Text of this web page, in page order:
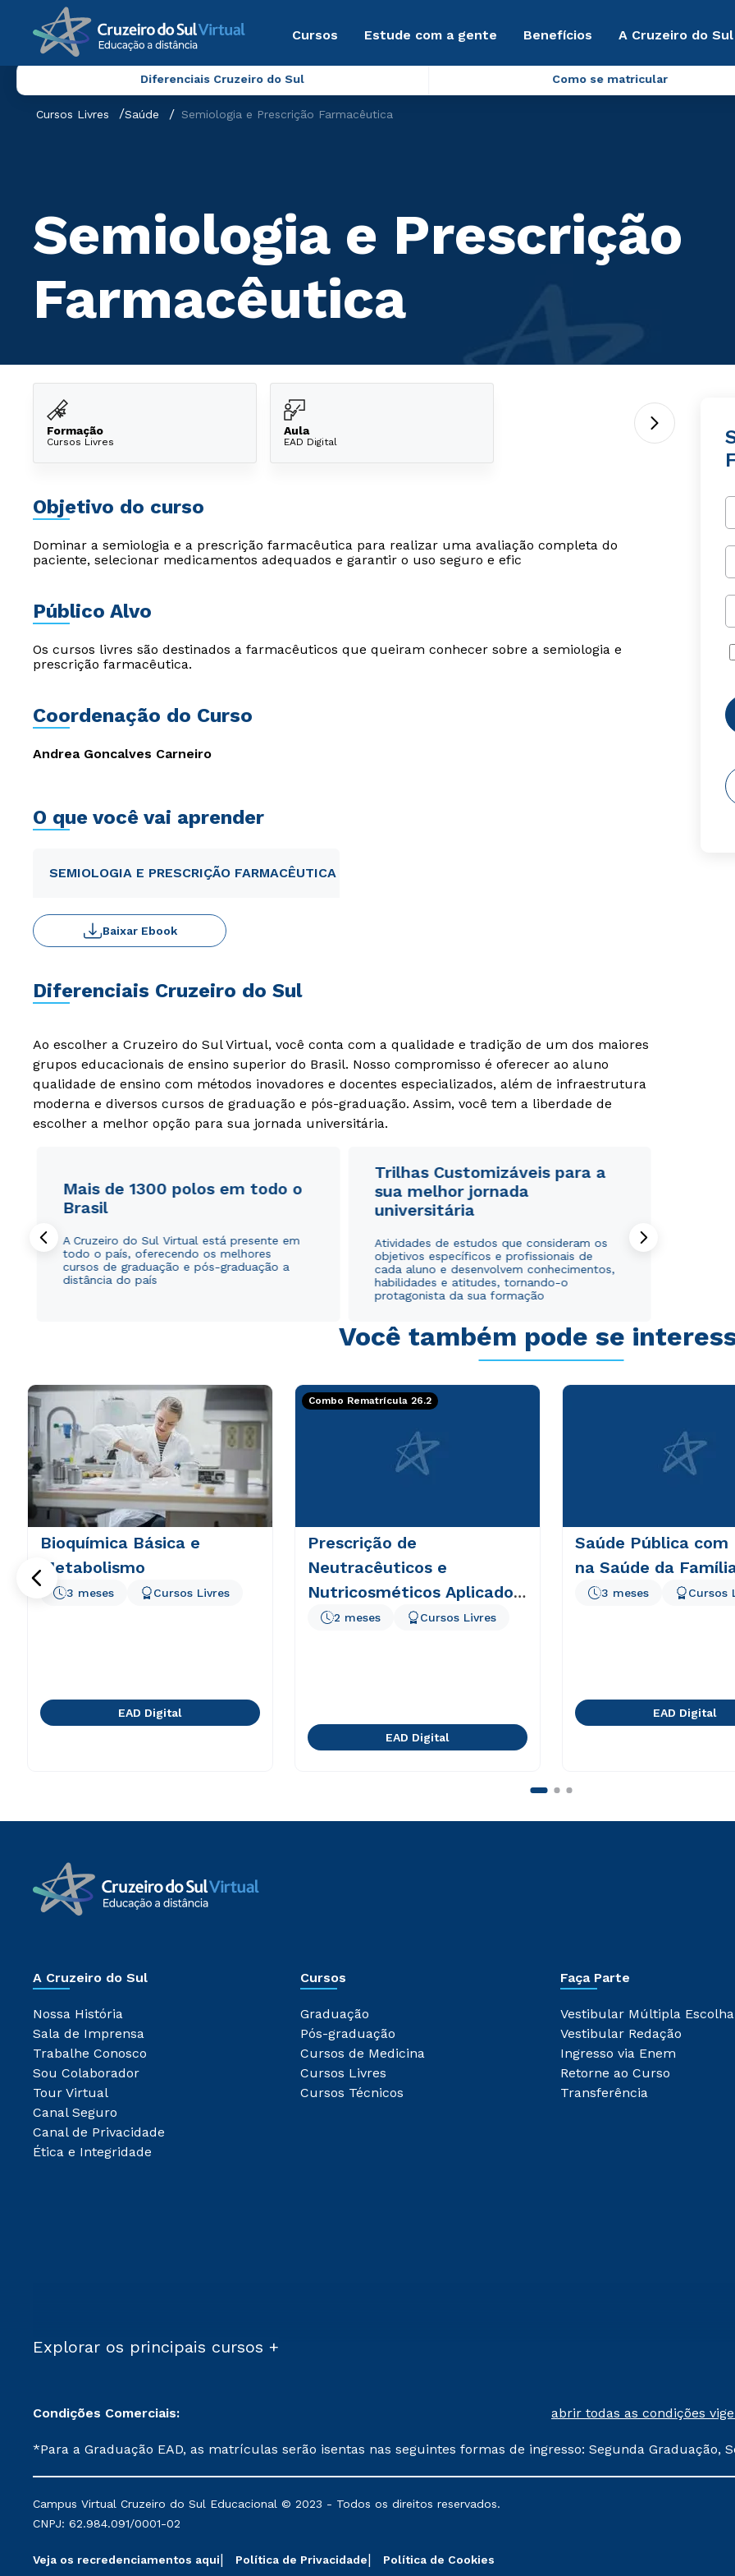
Cursos Estude com a gente Benefícios A Cruzeiro do
Diferenciais Cruzeiro do Sul Como se matricular
Cursos Livres Saúde Semiologia e Prescrição Farmacêutica
Semiologia e Prescrição
Farmacêutica
Formação
Cursos Livres
Aula
EAD Digital
Objetivo do curso
Dominar a semiologia e a prescrição farmacêutica para realizar uma avaliação completa do
paciente, selecionar medicamentos adequados e garantir o uso seguro e efic
Público Alvo
Os cursos livres são destinados a farmacêuticos que queiram conhecer sobre a semiologia e
prescrição farmacêutica.
Coordenação do Curso
Andrea Goncalves Carneiro
O que você vai aprender
SEMIOLOGIA E PRESCRIÇÃO FARMACÊUTICA
Baixar Ebook
Diferenciais Cruzeiro do Sul
Ao escolher a Cruzeiro do Sul Virtual, você conta com a qualidade e tradição de um dos maiores
grupos educacionais de ensino superior do Brasil. Nosso compromisso é oferecer ao aluno
qualidade de ensino com métodos inovadores e docentes especializados, além de infraestrutura
moderna e diversos cursos de graduação e pós-graduação. Assim, você tem a liberdade de
escolher a melhor opção para sua jornada universitária.
Mais de 1300 polos em todo o
Brasil
A Cruzeiro do Sul Virtual está presente em
todo o país, oferecendo os melhores
cursos de graduação e pós-graduação a
distância do país
Trilhas Customizáveis para a
sua melhor jornada
universitária
Atividades de estudos que consideram os
objetivos específicos e profissionais de
cada aluno e desenvolvem conhecimentos,
habilidades e atitudes, tornando-o
protagonista da sua formação
Você também pode se
Bioquímica Básica e
Metabolismo
3 meses Cursos Livres
EAD Digital
Combo Rematrícula 26.2
Prescrição de
Neutracêuticos e
Nutricosméticos Aplicado
à Estética
2 meses Cursos Livres
EAD Digital
Saúde Pública com
na Saúde da
3 meses Cursos
EAD Digital
A Cruzeiro do Sul
Nossa História
Sala de Imprensa
Trabalhe Conosco
Sou Colaborador
Tour Virtual
Canal Seguro
Canal de Privacidade
Ética e Integridade
Cursos
Graduação
Pós-graduação
Cursos de Medicina
Cursos Livres
Cursos Técnicos
Faça Parte
Vestibular Múltipla Escolha
Vestibular Redação
Ingresso via Enem
Retorne ao Curso
Transferência
Explorar os principais cursos +
Condições Comerciais: abrir todas as condições
*Para a Graduação EAD, as matrículas serão isentas nas seguintes formas de ingresso: Segunda Graduação,
mantidos conforme negociação. Descontos institucionais poderão sofrer alterações nos períodos de
serviços.
Campus Virtual Cruzeiro do Sul Educacional © 2023 - Todos os direitos reservados.
CNPJ: 62.984.091/0001-02
Veja os recredenciamentos aqui Política de Privacidade Política de Cookies
Rápido e fácil
ou
autorizo que meus dados sejam utilizados para o
envio de conteúdos da Cruzeiro do Sul.
Rápido e fácil
ou
autorizo que meus dados sejam utilizados para o
envio de conteúdos da Cruzeiro do Sul.